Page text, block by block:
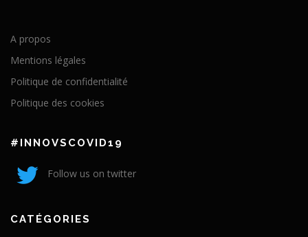
A propos
Mentions légales
Politique de confidentialité
Politique des cookies
#INNOVSCOVID19
Follow us on twitter
CATÉGORIES